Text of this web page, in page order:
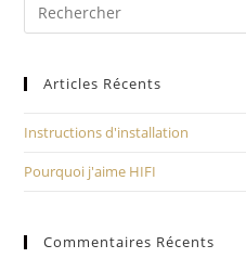
Articles Récents
Instructions d'installation
Pourquoi j'aime HIFI
Commentaires Récents